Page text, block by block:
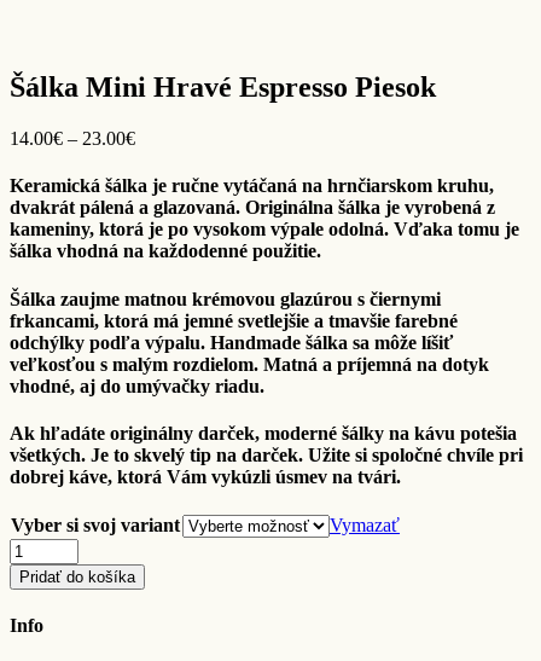
Šálka Mini Hravé Espresso Piesok
14.00€ – 23.00€Price
14.00€
through
23.00€
Keramická šálka je ručne vytáčaná na hrnčiarskom kruhu,
dvakrát pálená a glazovaná. Originálna šálka je vyrobená z
kameniny, ktorá je po vysokom výpale odolná. Vďaka tomu je
šálka vhodná na každodenné použitie.
Šálka zaujme matnou krémovou glazúrou s čiernymi
frkancami, ktorá má jemné svetlejšie a tmavšie farebné
odchýlky podľa výpalu. Handmade šálka sa môže líšiť
veľkosťou s malým rozdielom. Matná a príjemná na dotyk
vhodné, aj do umývačky riadu.
Ak hľadáte originálny darček, moderné šálky na kávu potešia
všetkých. Je to skvelý tip na darček. Užite si spoločné chvíle pri
dobrej káve, ktorá Vám vykúzli úsmev na tvári.
Vyber si svoj variant
Vymazať
Quantity
Pridať do košíka
Info